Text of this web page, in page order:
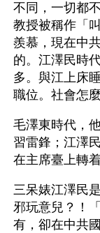
不同，一切都
教授被稱作「
羨慕，現在中
的。江澤民時
多。與江上床
職位。社會怎
毛澤東時代，
習雷鋒；江澤
在主席臺上轉
三呆婊江澤民
邪玩意兒？！
有，卻在中共